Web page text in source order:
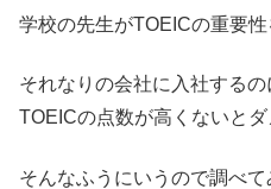
学校の先生がTOEICの重要性
それなりの会社に入社するの
TOEICの点数が高くないとダ
そんなふうにいうので調べて